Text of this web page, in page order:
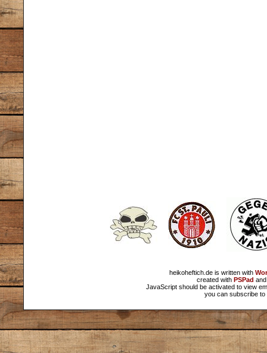
heikoheftich.de is written with
created with PSPad
JavaScript should be activated to view
you can subscribe